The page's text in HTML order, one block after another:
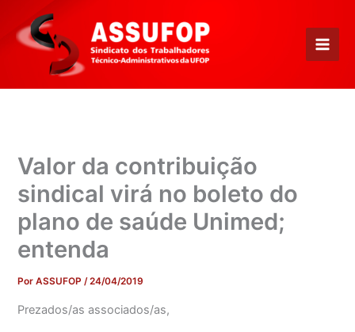
para
conteúdo
Valor da contribuição
sindical virá no boleto do
plano de saúde Unimed;
entenda
PorASSUFOP/24/04/2019
Prezados/as associados/as,